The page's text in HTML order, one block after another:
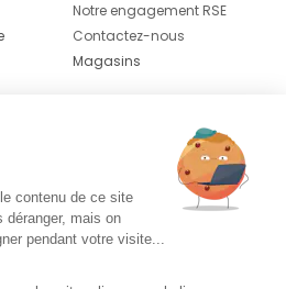
Notre engagement RSE
Contactez-nous
Magasins
& le
contenu de ce site
déranger, mais on
pendant votre visite...